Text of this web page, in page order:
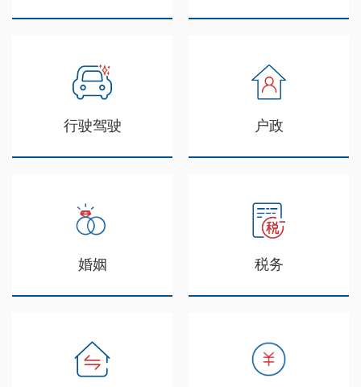
行驶驾驶 户政
婚姻 税务